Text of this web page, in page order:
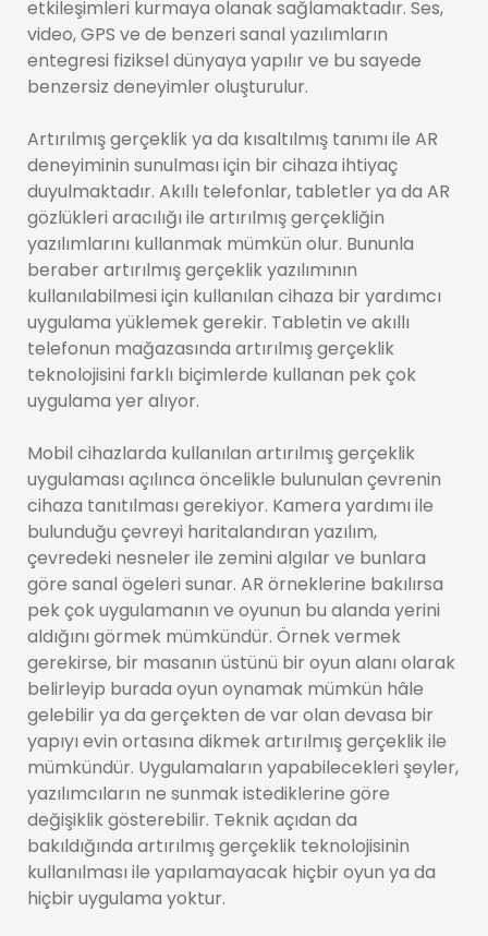
etkileşimleri kurmaya olanak sağlamaktadır. Ses,
video, GPS ve de benzeri sanal yazılımların
entegresi fiziksel dünyaya yapılır ve bu sayede
benzersiz deneyimler oluşturulur.
Artırılmış gerçeklik ya da kısaltılmış tanımı ile AR
deneyiminin sunulması için bir cihaza ihtiyaç
duyulmaktadır. Akıllı telefonlar, tabletler ya da AR
gözlükleri aracılığı ile artırılmış gerçekliğin
yazılımlarını kullanmak mümkün olur. Bununla
beraber artırılmış gerçeklik yazılımının
kullanılabilmesi için kullanılan cihaza bir yardımcı
uygulama yüklemek gerekir. Tabletin ve akıllı
telefonun mağazasında artırılmış gerçeklik
teknolojisini farklı biçimlerde kullanan pek çok
uygulama yer alıyor.
Mobil cihazlarda kullanılan artırılmış gerçeklik
uygulaması açılınca öncelikle bulunulan çevrenin
cihaza tanıtılması gerekiyor. Kamera yardımı ile
bulunduğu çevreyi haritalandıran yazılım,
çevredeki nesneler ile zemini algılar ve bunlara
göre sanal ögeleri sunar. AR örneklerine bakılırsa
pek çok uygulamanın ve oyunun bu alanda yerini
aldığını görmek mümkündür. Örnek vermek
gerekirse, bir masanın üstünü bir oyun alanı olarak
belirleyip burada oyun oynamak mümkün hâle
gelebilir ya da gerçekten de var olan devasa bir
yapıyı evin ortasına dikmek artırılmış gerçeklik ile
mümkündür. Uygulamaların yapabilecekleri şeyler,
yazılımcıların ne sunmak istediklerine göre
değişiklik gösterebilir. Teknik açıdan da
bakıldığında artırılmış gerçeklik teknolojisinin
kullanılması ile yapılamayacak hiçbir oyun ya da
hiçbir uygulama yoktur.